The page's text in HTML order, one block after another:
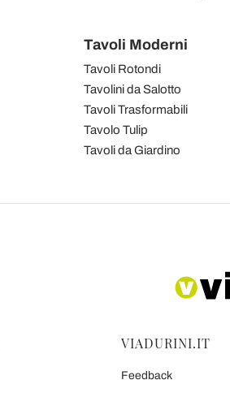
Tavoli Moderni
Tavoli Rotondi
Tavolini da Salotto
Tavoli Trasformabili
Tavolo Tulip
Tavoli da Giardino
VIADURINI.IT
Feedback